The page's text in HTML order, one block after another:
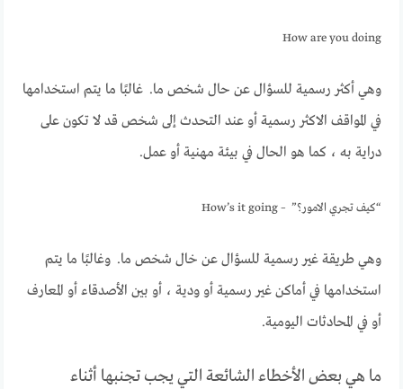
How are you doing
وهي أكثر رسمية للسؤال عن حال شخص ما. غالبًا ما يتم استخدامها
في المواقف الاكثر رسمية أو عند التحدث إلى شخص قد لا تكون على
دراية به ، كما هو الحال في بيئة مهنية أو عمل.
“كيف تجري الامور؟” – How’s it going
وهي طريقة غير رسمية للسؤال عن خال شخص ما. وغالبًا ما يتم
استخدامها في أماكن غير رسمية أو ودية ، أو بين الأصدقاء أو المعارف
أو في المحادثات اليومية.
ما هي بعض الأخطاء الشائعة التي يجب تجنبها أثناء